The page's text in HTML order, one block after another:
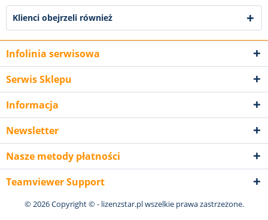
Klienci obejrzeli również
Infolinia serwisowa
Serwis Sklepu
Informacja
Newsletter
Nasze metody płatności
Teamviewer Support
© 2026 Copyright © - lizenzstar.pl wszelkie prawa zastrzeżone.